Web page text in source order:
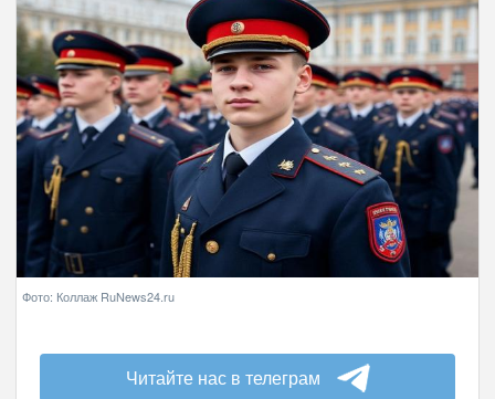
Фото: Коллаж RuNews24.ru
Читайте нас в телеграм